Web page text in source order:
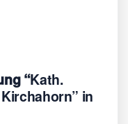
“Kath.
in